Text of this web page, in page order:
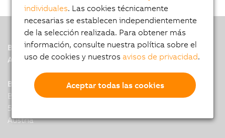
B&R
A member of the ABB Group
B&R Industrial Automation GmbH
B&R Strasse 1
5142 Eggelsberg
Austria
individuales. Las cookies técnicamente
necesarias se establecen independientemente
de la selección realizada. Para obtener más
información, consulte nuestra política sobre el
uso de cookies y nuestrosavisos de privacidad.
Aceptar todas las cookies